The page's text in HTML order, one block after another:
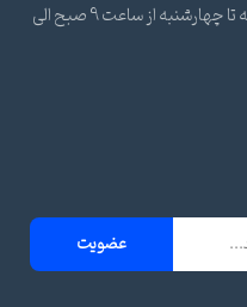
ساعات پاسخ گویی تلفنی و پشتیبانی شنبه تا چهارشنبه از ساعت 9 صبح الی
عضویت